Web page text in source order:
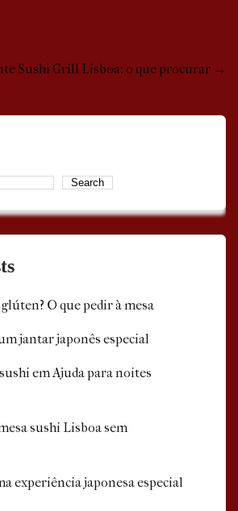
Sushi Grill Lisboa: o que procurar →
Search
O que pedir à mesa
jantar japonês especial
em Ajuda para noites
sushi Lisboa sem
experiência japonesa especial